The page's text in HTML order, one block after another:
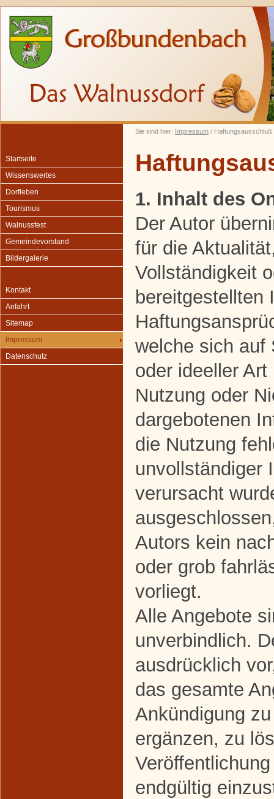
Sie sind hier: Impressum / Haftungsausschluß
Startseite
Wissenswertes
Dorfleben
Tourismus
Walnussfest
Gemeindevorstand
Bildergalerie
Kontakt
Anfahrt
Sitemap
Impressum
Datenschutz
1. Inhalt des
Der Autor
für die
Vollständigkeit
bereitgestellten
welche sich auf
oder ideeller
Nutzung oder
dargebotenen
die Nutzung
unvollständiger
verursacht
Autors kein
oder grob
vorliegt.
Alle Angebote
unverbindlich.
ausdrücklich
das gesamte
Ankündigung
ergänzen, zu
endgültig